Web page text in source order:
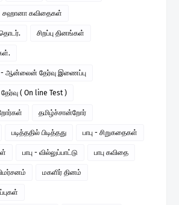
சஹானா கவிதைகள்
சிறப்பு தினங்கள்
- ஆன்லைன் தேர்வு இணைப்பு
( On line Test )
தமிழ்ச்சான்றோர்
படித்ததில் பிடித்தது பாபு - சிறுகதைகள்
பாபு - வில்லுப்பாட்டு பாபு கவிதை
மகளிர் தினம்